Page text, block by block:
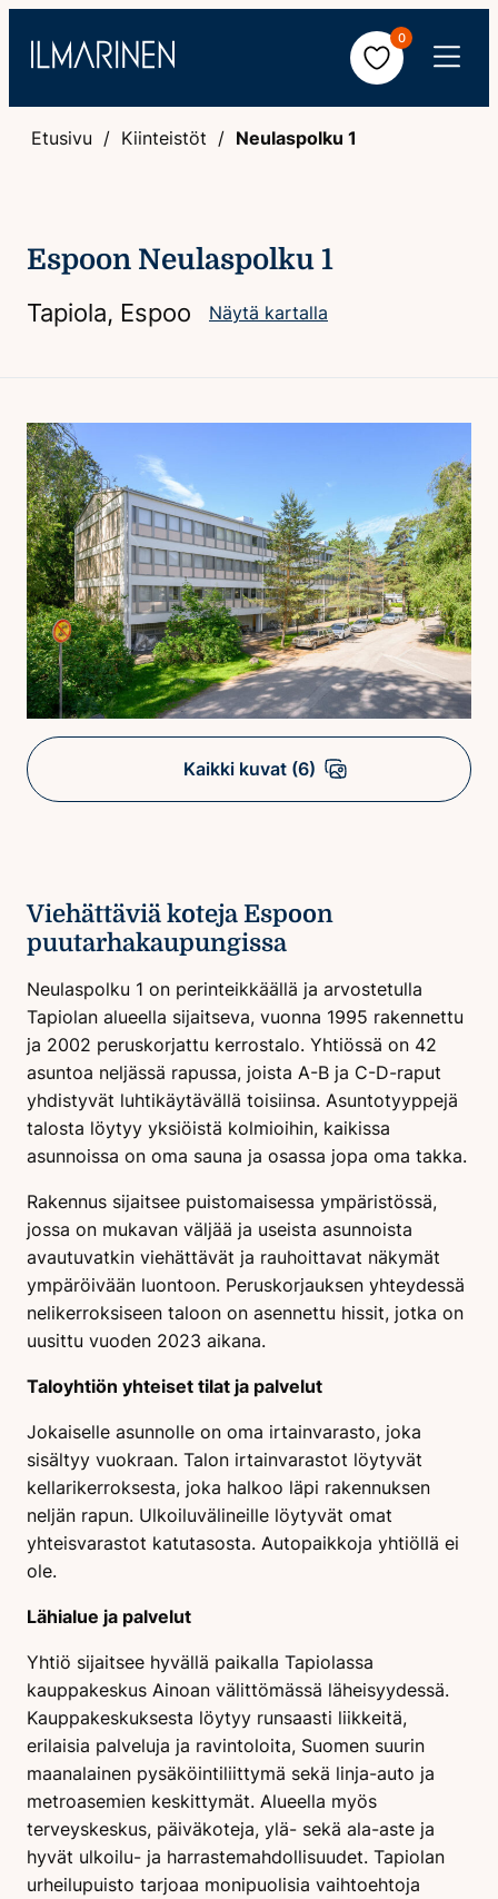
sisältöön
0
Avaa
valikko
Etusivu Kiinteistöt Neulaspolku 1
Espoon Neulaspolku 1
Tapiola, Espoo Näytä kartalla
Kaikki kuvat (6)
Viehättäviä koteja Espoon
puutarhakaupungissa
Neulaspolku 1 on perinteikkäällä ja arvostetulla
Tapiolan alueella sijaitseva, vuonna 1995 rakennettu
ja 2002 peruskorjattu kerrostalo. Yhtiössä on 42
asuntoa neljässä rapussa, joista A-B ja C-D-raput
yhdistyvät luhtikäytävällä toisiinsa. Asuntotyyppejä
talosta löytyy yksiöistä kolmioihin, kaikissa
asunnoissa on oma sauna ja osassa jopa oma takka.
Rakennus sijaitsee puistomaisessa ympäristössä,
jossa on mukavan väljää ja useista asunnoista
avautuvatkin viehättävät ja rauhoittavat näkymät
ympäröivään luontoon. Peruskorjauksen yhteydessä
nelikerroksiseen taloon on asennettu hissit, jotka on
uusittu vuoden 2023 aikana.
Taloyhtiön yhteiset tilat ja palvelut
Jokaiselle asunnolle on oma irtainvarasto, joka
sisältyy vuokraan. Talon irtainvarastot löytyvät
kellarikerroksesta, joka halkoo läpi rakennuksen
neljän rapun. Ulkoiluvälineille löytyvät omat
yhteisvarastot katutasosta. Autopaikkoja yhtiöllä ei
ole.
Lähialue ja palvelut
Yhtiö sijaitsee hyvällä paikalla Tapiolassa
kauppakeskus Ainoan välittömässä läheisyydessä.
Kauppakeskuksesta löytyy runsaasti liikkeitä,
erilaisia palveluja ja ravintoloita, Suomen suurin
maanalainen pysäköintiliittymä sekä linja-auto ja
metroasemien keskittymät. Alueella myös
terveyskeskus, päiväkoteja, ylä- sekä ala-aste ja
hyvät ulkoilu- ja harrastemahdollisuudet. Tapiolan
urheilupuisto tarjoaa monipuolisia vaihtoehtoja